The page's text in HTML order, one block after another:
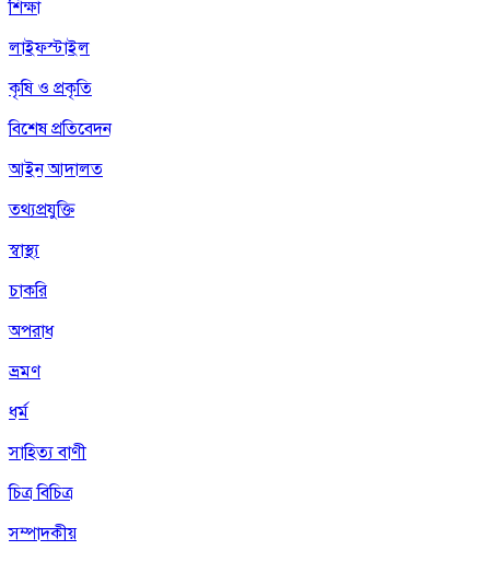
শিক্ষা
লাইফস্টাইল
কৃষি ও প্রকৃতি
বিশেষ প্রতিবেদন
আইন আদালত
তথ্যপ্রযুক্তি
স্বাস্থ্য
চাকরি
অপরাধ
ভ্রমণ
ধর্ম
সাহিত্য বাণী
চিত্র বিচিত্র
সম্পাদকীয়